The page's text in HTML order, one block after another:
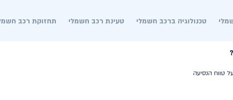
טכנולוגיה ברכב חשמלי טעינת רכב חשמלי תחזוקת רכב
טווח הנסיעה